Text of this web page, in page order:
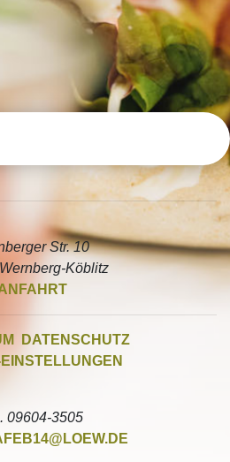
Str. 10
Köblitz
DATENSCHUTZ
09604-3505
LOEW.DE